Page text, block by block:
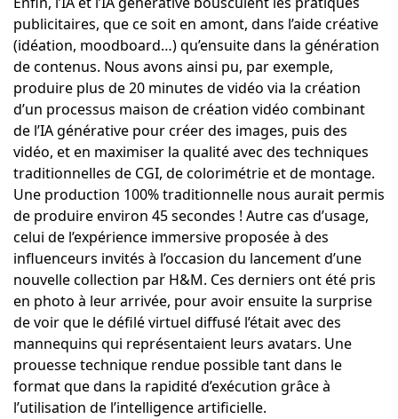
publicitaires, que ce soit en amont, dans l’aide créative
(idéation, moodboard…) qu’ensuite dans la génération
de contenus. Nous avons ainsi pu, par exemple,
produire plus de 20 minutes de vidéo via la création
d’un processus maison de création vidéo combinant
de l’IA générative pour créer des images, puis des
vidéo, et en maximiser la qualité avec des techniques
traditionnelles de CGI, de colorimétrie et de montage.
Une production 100% traditionnelle nous aurait permis
de produire environ 45 secondes ! Autre cas d’usage,
celui de l’expérience immersive proposée à des
influenceurs invités à l’occasion du lancement d’une
nouvelle collection par H&M. Ces derniers ont été pris
en photo à leur arrivée, pour avoir ensuite la surprise
de voir que le défilé virtuel diffusé l’était avec des
mannequins qui représentaient leurs avatars. Une
prouesse technique rendue possible tant dans le
format que dans la rapidité d’exécution grâce à
l’utilisation de l’intelligence artificielle.